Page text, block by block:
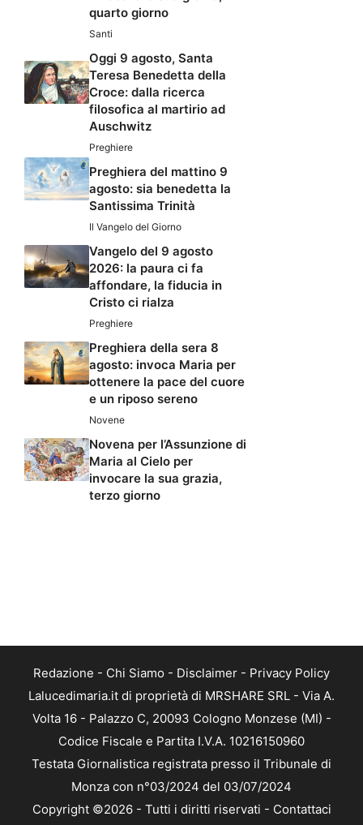
quarto giorno
Santi
Oggi 9 agosto, Santa
Teresa Benedetta della
Croce: dalla ricerca
filosofica al martirio ad
Auschwitz
Preghiere
Preghiera del mattino 9
agosto: sia benedetta la
Santissima Trinità
Il Vangelo del Giorno
Vangelo del 9 agosto
2026: la paura ci fa
affondare, la fiducia in
Cristo ci rialza
Preghiere
Preghiera della sera 8
agosto: invoca Maria per
ottenere la pace del cuore
e un riposo sereno
Novene
Novena per l’Assunzione di
Maria al Cielo per
invocare la sua grazia,
terzo giorno
Redazione - Chi Siamo - Disclaimer - Privacy Policy
Lalucedimaria.it di proprietà di MRSHARE SRL - Via A.
Volta 16 - Palazzo C, 20093 Cologno Monzese (MI) -
Codice Fiscale e Partita I.V.A. 10216150960
Testata Giornalistica registrata presso il Tribunale di
Monza con n°03/2024 del 03/07/2024
Copyright ©2026 - Tutti i diritti riservati - Contattaci